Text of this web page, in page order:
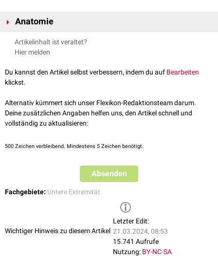
Anatomie
Die Arteria plantaris profunda bildet zusammen mit der
an der Fußsohle einen arteriellen Gefäßbogen, den
Artikelinhalt ist veraltet?
Hier melden
Du kannst den Artikel selbst verbessern, indem du auf Bearbeiten
klickst.
Alternativ kümmert sich unser Flexikon-Redaktionsteam darum.
Deine zusätzlichen Angaben helfen uns, den Artikel schnell und
vollständig zu aktualisieren:
500 Zeichen verbleibend. Mindestens 5 Zeichen benötigt.
Absenden
Fachgebiete: Untere Extremität
Wichtiger Hinweis zu diesem Artikel
Letzter Edit:
21.03.2024, 08:53
15.741 Aufrufe
Nutzung: BY-NC-SA